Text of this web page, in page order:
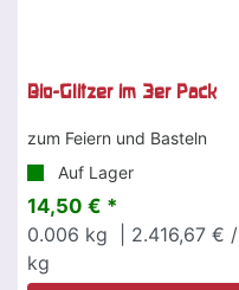
Bio-Glitzer im 3er Pack
zum Feiern und Basteln
Auf Lager
14,50 € *
0.006 kg
| 2.416,67 € /
kg